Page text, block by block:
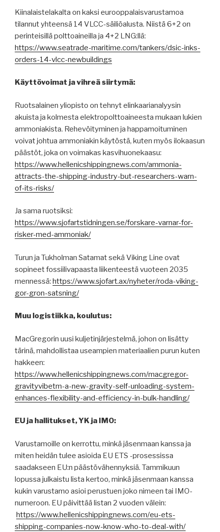
Kiinalaistelakalta on kaksi eurooppalaisvarustamoa
tilannut yhteensä 14 VLCC-säiliöalusta. Niistä 6+2 on
perinteisillä polttoaineilla ja 4+2 LNG:llä:
https://www.seatrade-maritime.com/tankers/dsic-inks-
orders-14-vlcc-newbuildings
Käyttövoimat ja vihreä siirtymä:
Ruotsalainen yliopisto on tehnyt elinkaarianalyysin
akuista ja kolmesta elektropolttoaineesta mukaan lukien
ammoniakista. Rehevöityminen ja happamoituminen
voivat johtua ammoniakin käytöstä, kuten myös ilokaasun
päästöt, joka on voimakas kasvihuonekaasu:
https://www.hellenicshippingnews.com/ammonia-
attracts-the-shipping-industry-but-researchers-warn-
of-its-risks/
Ja sama ruotsiksi:
https://www.sjofartstidningen.se/forskare-varnar-for-
risker-med-ammoniak/
Turun ja Tukholman Satamat sekä Viking Line ovat
sopineet fossiilivapaasta liikenteestä vuoteen 2035
mennessä: https://www.sjofart.ax/nyheter/roda-viking-
gor-gron-satsning/
Muu logistiikka, koulutus:
MacGregorin uusi kuljetinjärjestelmä, johon on lisätty
tärinä, mahdollistaa useampien materiaalien purun kuten
hakkeen:
https://www.hellenicshippingnews.com/macgregor-
gravityvibetm-a-new-gravity-self-unloading-system-
enhances-flexibility-and-efficiency-in-bulk-handling/
EU ja hallitukset, YK ja IMO:
Varustamoille on kerrottu, minkä jäsenmaan kanssa ja
miten heidän tulee asioida EU ETS -prosessissa
saadakseen EU:n päästövähennyksiä. Tammikuun
lopussa julkaistu lista kertoo, minkä jäsenmaan kanssa
kukin varustamo asioi perustuen joko nimeen tai IMO-
numeroon. EU päivittää listan 2 vuoden välein:
https://www.hellenicshippingnews.com/eu-ets-
shipping-companies-now-know-who-to-deal-with/